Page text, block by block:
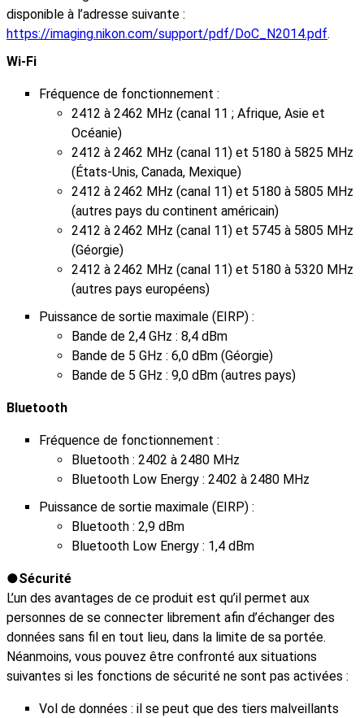
disponible à l’adresse suivante :
https://imaging.nikon.com/support/pdf/DoC_N2014.pdf.
Wi‑Fi
Fréquence de fonctionnement :
2412 à 2462 MHz (canal 11 ; Afrique, Asie et
Océanie)
2412 à 2462 MHz (canal 11) et 5180 à 5825 MHz
(États-Unis, Canada, Mexique)
2412 à 2462 MHz (canal 11) et 5180 à 5805 MHz
(autres pays du continent américain)
2412 à 2462 MHz (canal 11) et 5745 à 5805 MHz
(Géorgie)
2412 à 2462 MHz (canal 11) et 5180 à 5320 MHz
(autres pays européens)
Puissance de sortie maximale (EIRP) :
Bande de 2,4 GHz : 8,4 dBm
Bande de 5 GHz : 6,0 dBm (Géorgie)
Bande de 5 GHz : 9,0 dBm (autres pays)
Bluetooth
Fréquence de fonctionnement :
Bluetooth : 2402 à 2480 MHz
Bluetooth Low Energy : 2402 à 2480 MHz
Puissance de sortie maximale (EIRP) :
Bluetooth : 2,9 dBm
Bluetooth Low Energy : 1,4 dBm
Sécurité
L’un des avantages de ce produit est qu’il permet aux
personnes de se connecter librement afin d’échanger des
données sans fil en tout lieu, dans la limite de sa portée.
Néanmoins, vous pouvez être confronté aux situations
suivantes si les fonctions de sécurité ne sont pas activées :
Vol de données : il se peut que des tiers malveillants